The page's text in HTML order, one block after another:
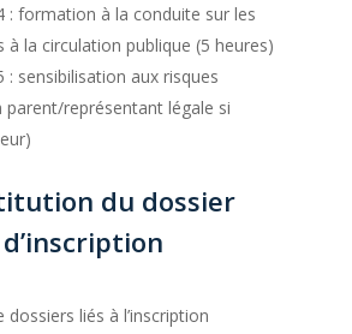
: formation à la conduite sur les
à la circulation publique (5 heures)
: sensibilisation aux risques
parent/représentant légale si
du dossier
d’inscription
dossiers liés à l’inscription
Accueil
Nos formations
accompagnée
Permis B : Conduite
Horaires et